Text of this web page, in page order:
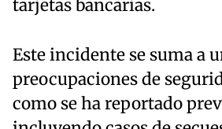
tarjetas bancarias.
Este incidente se suma a
preocupaciones de
como se ha reportado